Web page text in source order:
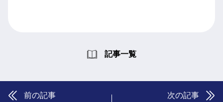
記事一覧
前の記事 次の記事